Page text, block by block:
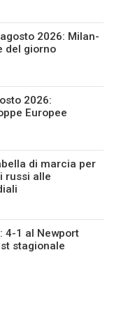
2026: Milan-
del giorno
2026:
Europee
di marcia per
russi alle
4-1 al Newport
stagionale